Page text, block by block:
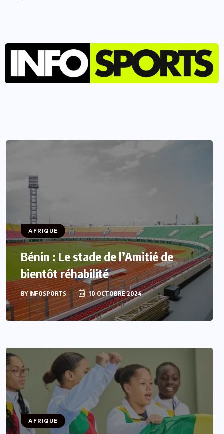
AFRIQUE
Bénin : Le stade de l’Amitié de
bientôt réhabilité
BYINFOSPORTS 10 OCTOBRE 2024
AFRIQUE